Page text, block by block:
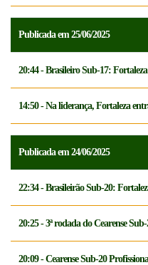
Publicada em 25/06/2025
20:44 - Brasileiro Sub-17:
14:50 - Na liderança, Fortaleza
Publicada em 24/06/2025
22:34 - Brasileirão Sub-20:
20:25 - 3ª rodada do Cearense
20:09 - Cearense Sub-20